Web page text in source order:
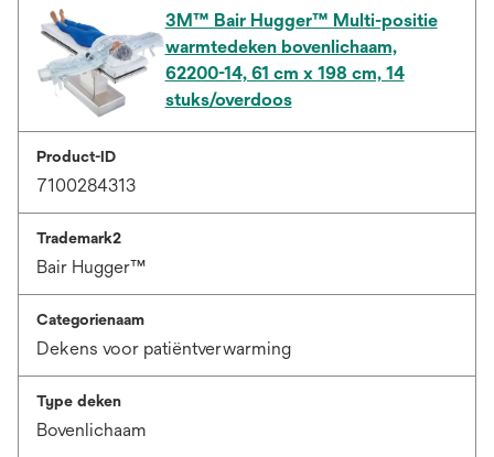
3M™ Bair Hugger™ Multi-positie
warmtedeken bovenlichaam,
62200-14, 61 cm x 198 cm, 14
stuks/overdoos
Product-ID
7100284313
Trademark2
Bair Hugger™
Categorienaam
Dekens voor patiëntverwarming
Type deken
Bovenlichaam